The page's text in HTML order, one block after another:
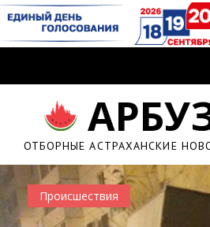
ОТБОРНЫЕ АСТРАХАНСКИЕ
Происшествия